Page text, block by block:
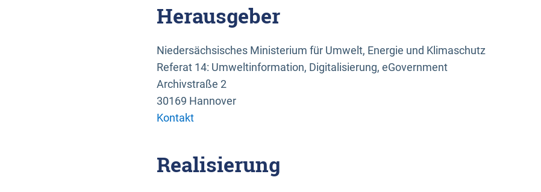
Herausgeber
Niedersächsisches Ministerium für Umwelt, Energie und Klimaschutz
Referat 14: Umweltinformation, Digitalisierung, eGovernment
Archivstraße 2
30169 Hannover
Kontakt
Realisierung